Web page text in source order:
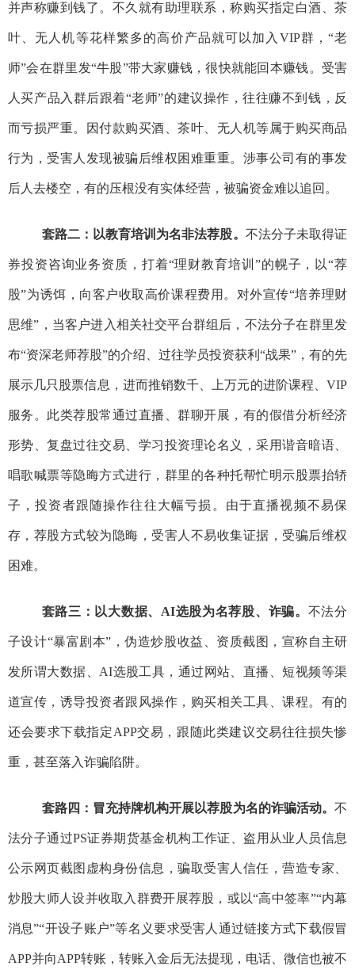
并声称赚到钱了。不久就有助理联系，称购买指定白酒、茶
叶、无人机等花样繁多的高价产品就可以加入VIP群，“老
师”会在群里发“牛股”带大家赚钱，很快就能回本赚钱。受害
人买产品入群后跟着“老师”的建议操作，往往赚不到钱，反
而亏损严重。因付款购买酒、茶叶、无人机等属于购买商品
行为，受害人发现被骗后维权困难重重。涉事公司有的事发
后人去楼空，有的压根没有实体经营，被骗资金难以追回。
套路二：以教育培训为名非法荐股。 不法分子未取得证
券投资咨询业务资质，打着“理财教育培训 ”的幌子，以“荐
股”为诱饵，向客户收取高价课程费用。对外宣传“培养理财
思维”，当客户进入相关社交平台群组后，不法分子在群里发
布“资深老师荐股”的介绍、过往学员投资获利“战果”，有的先
展示几只股票信息，进而推销数千、上万元的进阶课程、VIP
服务。此类荐股常通过直播、群聊开展，有的假借分析经济
形势、复盘过往交易、学习投资理论名义，采用谐音暗语、
唱歌喊票等隐晦方式进行，群里的各种托帮忙明示股票抬轿
子，投资者跟随操作往往大幅亏损。由于直播视频不易保
存，荐股方式较为隐晦，受害人不易收集证据，受骗后维权
困难。
套路三：以大数据、AI选股为名荐股、诈骗。 不法分
子设计“暴富剧本”，伪造炒股收益、资质截图，宣称自主研
发所谓大数据、AI选股工具，通过网站、直播、短视频等渠
道宣传，诱导投资者跟风操作，购买相关工具、课程。有的
还会要求下载指定APP交易，跟随此类建议交易往往损失惨
重，甚至落入诈骗陷阱。
套路四：冒充持牌机构开展以荐股为名的诈骗活动。不
法分子通过PS证券期货基金机构工作证、盗用从业人员信息
公示网页截图虚构身份信息，骗取受害人信任，营造专家、
炒股大师人设并收取入群费开展荐股，或以“高中签率”“内幕
消息”“开设子账户”等名义要求受害人通过链接方式下载假冒
APP并向APP转账，转账入金后无法提现，电话、微信也被不